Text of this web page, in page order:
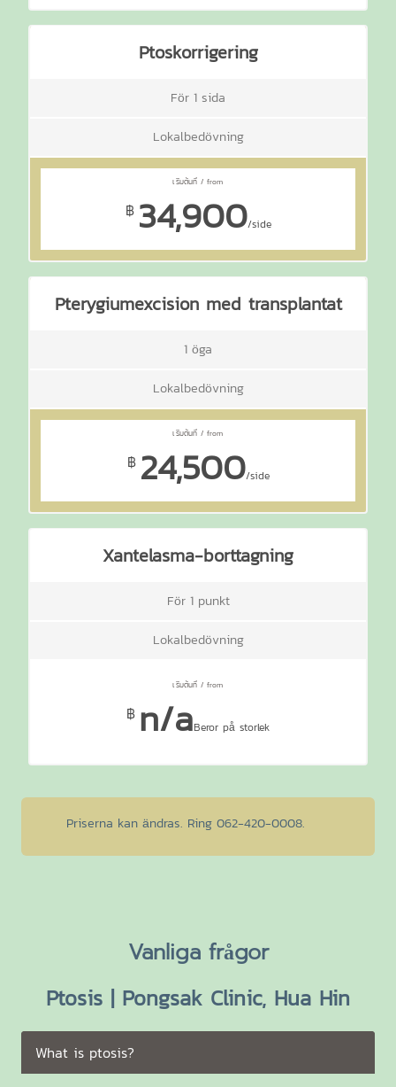
Ptoskorrigering
För 1 sida
Lokalbedövning
฿ 34,900/side
Pterygiumexcision med transplantat
1 öga
Lokalbedövning
฿ 24,500/side
Xantelasma-borttagning
För 1 punkt
Lokalbedövning
฿ n/aBeror på storlek
Priserna kan ändras. Ring 062-420-0008.
Vanliga frågor
Ptosis | Pongsak Clinic, Hua Hin
What is ptosis?